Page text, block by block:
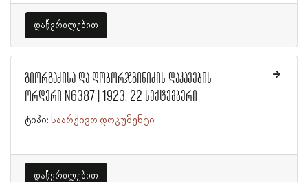
დაწვრილებით
გიორგაძისა და დობორჯგინიძის დაკავების
ორდერი N6387 | 1923, 22 სექტემბერი
ტიპი: საარქივო დოკუმენტი
დაწვრილებით